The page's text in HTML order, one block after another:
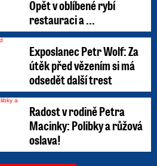
Opět v oblíbené rybí
restauraci a ...
Exposlanec Petr Wolf: Za
útěk před vězením si má
odsedět další trest
Radost v rodině Petra
Macinky: Polibky a růžová
oslava!